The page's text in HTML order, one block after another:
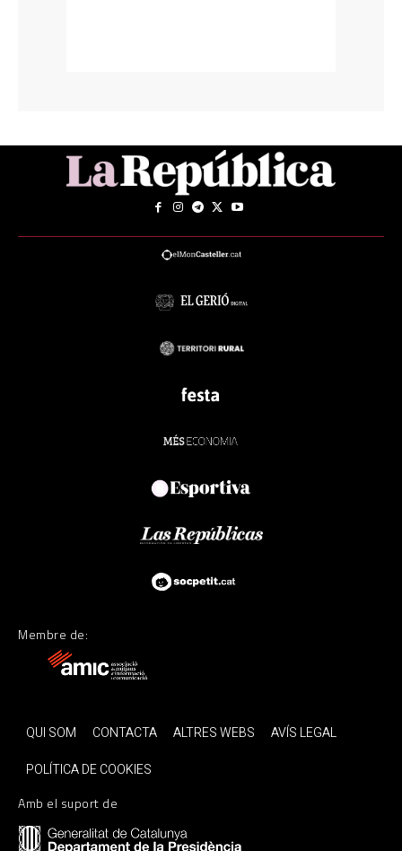
Membre de:
QUI SOM CONTACTA ALTRES WEBS
AVÍS LEGAL
POLÍTICA DE COOKIES
Amb el suport de